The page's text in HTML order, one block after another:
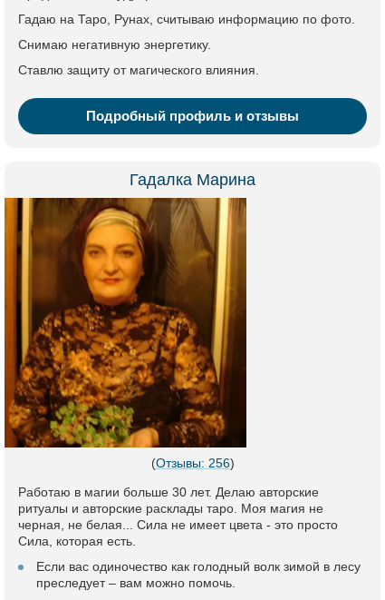
Гадаю на Таро, Рунах, считываю информацию по фото.
Снимаю негативную энергетику.
Ставлю защиту от магического влияния.
Подробный профиль и отзывы
Гадалка Марина
(Отзывы: 256)
Работаю в магии больше 30 лет. Делаю авторские
ритуалы и авторские расклады таро. Моя магия не
черная, не белая... Сила не имеет цвета - это просто
Сила, которая есть.
Если вас одиночество как голодный волк зимой в лесу
преследует – вам можно помочь.